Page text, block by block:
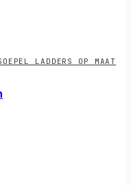
LADDERS OP MAAT